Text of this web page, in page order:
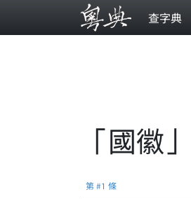
查字典
「國徽」
第 #1 條